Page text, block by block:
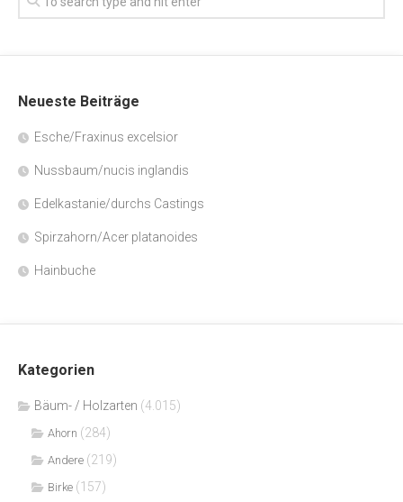
Neueste Beiträge
Esche/Fraxinus excelsior
Nussbaum/nucis inglandis
Edelkastanie/durchs Castings
Spirzahorn/Acer platanoides
Hainbuche
Kategorien
Bäum- / Holzarten (4.015)
Ahorn (284)
Andere (219)
Birke (157)